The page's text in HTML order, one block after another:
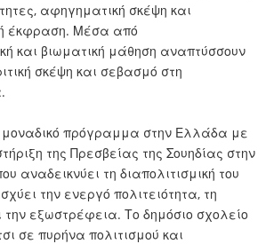
αφηγηματική σκέψη και
έκφραση. Μέσα από
και βιωματική μάθηση αναπτύσσουν
σκέψη και σεβασμό στη
μοναδικό πρόγραμμα στην Ελλάδα με
της Πρεσβείας της Σουηδίας στην
αναδεικνύει τη διαπολιτισμική του
την ενεργό πολιτειότητα, τη
την εξωστρέφεια. Το δημόσιο σχολείο
σε πυρήνα πολιτισμού και